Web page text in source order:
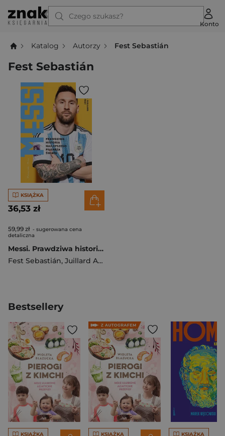
Czego szukasz?
Konto
Katalog Autorzy Fest Sebastián
Fest Sebastián
KSIĄŻKA
36,53 zł
59,99 zł - sugerowana cena
detaliczna
Messi. Prawdziwa historia najlepszego piłkarza świata
Fest Sebastián, Juillard Alexandre
Bestsellery
KSIĄŻKA KSIĄŻKA KSIĄŻKA